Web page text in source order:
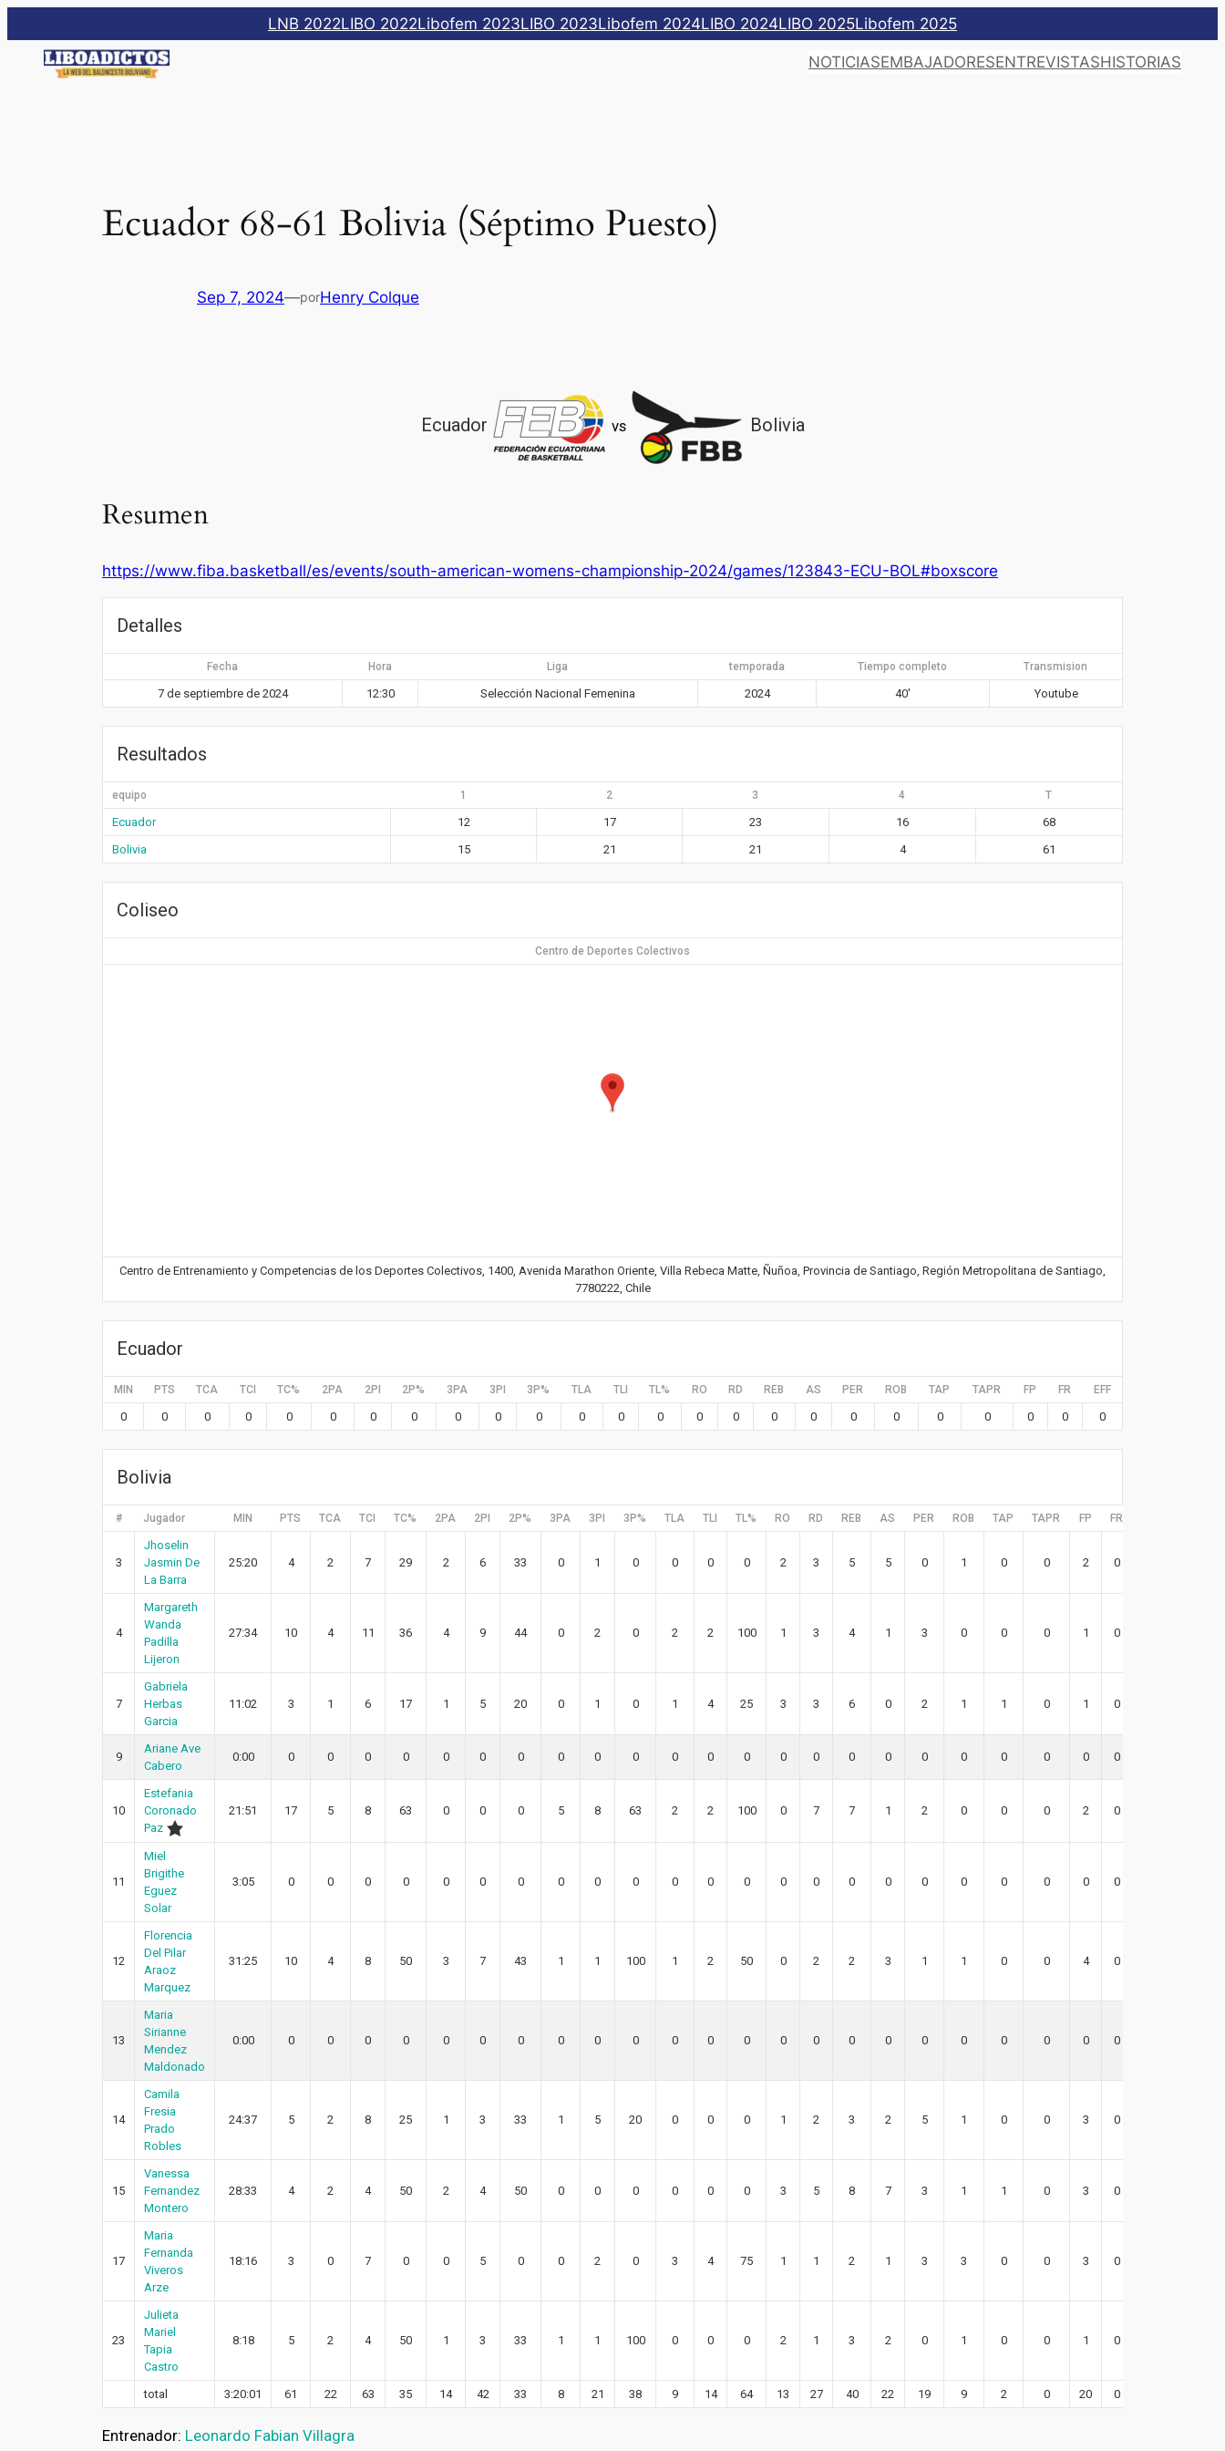
al
contenido
LNB 2022LIBO 2022Libofem 2023LIBO 2023Libofem 2024LIBO 2024LIBO 2025Libofem 2025
NOTICIASEMBAJADORESENTREVISTASHISTORIAS
Ecuador 68-61 Bolivia (Séptimo Puesto)
Sep 7, 2024—porHenry Colque
Ecuador vs Bolivia
Resumen
https://www.fiba.basketball/es/events/south-american-womens-championship-2024/games/123843-ECU-BOL#boxscore
Detalles
Fecha Hora Liga temporada Tiempo completo Transmision
7 de septiembre de 2024 12:30 Selección Nacional Femenina 2024 40′ Youtube
Resultados
equipo 1 2 3 4 T
Ecuador 12 17 23 16
68
Bolivia
15 21 21 4 61
Coliseo
Centro de Deportes Colectivos
Centro de Entrenamiento y Competencias de los Deportes Colectivos, 1400, Avenida Marathon Oriente, Villa Rebeca Matte, Ñuñoa, Provincia de Santiago, Región Metropolitana de Santiago,
7780222, Chile
Ecuador
MIN PTS TCA TCI TC% 2PA 2PI 2P% 3PA 3PI 3P% TLA TLI TL% RO RD REB AS PER ROB TAP TAPR FP FR EFF
0 0 0 0 0 0 0 0 0 0 0 0 0 0 0 0 0 0 0 0 0 0 0 0 0
Bolivia
# Jugador MIN PTS TCA TCI TC% 2PA 2PI 2P% 3PA 3PI 3P% TLA TLI TL% RO RD REB AS PER ROB TAP TAPR FP FR
3
Jhoselin
Jasmin De
La Barra
25:20 4 2 7 29 2 6 33 0 1 0 0 0 0 2 3 5 5 0 1 0 0 2 0
4
Margareth
Wanda
Padilla
Lijeron
27:34 10 4 11 36 4 9 44 0 2 0 2 2 100 1 3 4 1 3 0 0 0 1 0
7
Gabriela
Herbas
Garcia
11:02 3 1 6 17 1 5 20 0 1 0 1 4 25 3 3 6 0 2 1 1 0 1 0
9
Ariane Ave
Cabero
0:00 0 0 0 0 0 0 0 0 0 0 0 0 0 0 0 0 0 0 0 0 0 0 0
10
Estefania
Coronado
Paz
21:51 17 5 8 63 0 0 0 5 8 63 2 2 100 0 7 7 1 2 0 0 0 2 0
11
Miel
Brigithe
Eguez
Solar
3:05 0 0 0 0 0 0 0 0 0 0 0 0 0 0 0 0 0 0 0 0 0 0 0
12
Florencia
Del Pilar
Araoz
Marquez
31:25 10 4 8 50 3 7 43 1 1 100 1 2 50 0 2 2 3 1 1 0 0 4 0
13
Maria
Sirianne
Mendez
Maldonado
0:00 0 0 0 0 0 0 0 0 0 0 0 0 0 0 0 0 0 0 0 0 0 0 0
14
Camila
Fresia
Prado
Robles
24:37 5 2 8 25 1 3 33 1 5 20 0 0 0 1 2 3 2 5 1 0 0 3 0
15
Vanessa
Fernandez
Montero
28:33 4 2 4 50 2 4 50 0 0 0 0 0 0 3 5 8 7 3 1 1 0 3 0
17
Maria
Fernanda
Viveros
Arze
18:16 3 0 7 0 0 5 0 0 2 0 3 4 75 1 1 2 1 3 3 0 0 3 0
23
Julieta
Mariel
Tapia
Castro
8:18 5 2 4 50 1 3 33 1 1 100 0 0 0 2 1 3 2 0 1 0 0 1 0
total 3:20:01 61 22 63 35 14 42 33 8 21 38 9 14 64 13 27 40 22 19 9 2 0 20 0
Entrenador: Leonardo Fabian Villagra